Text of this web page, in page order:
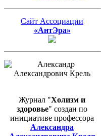
Сайт Ассоциации
«АнтЭра»
Журнал "Холизм и
здоровье" создан по
инициативе профессора
Александра